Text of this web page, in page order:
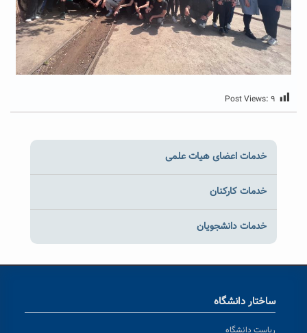
Post Views: ۹
خدمات اعضای هیات علمی
خدمات کارکنان
خدمات دانشجویان
ساختار دانشگاه
ریاست دانشگاه